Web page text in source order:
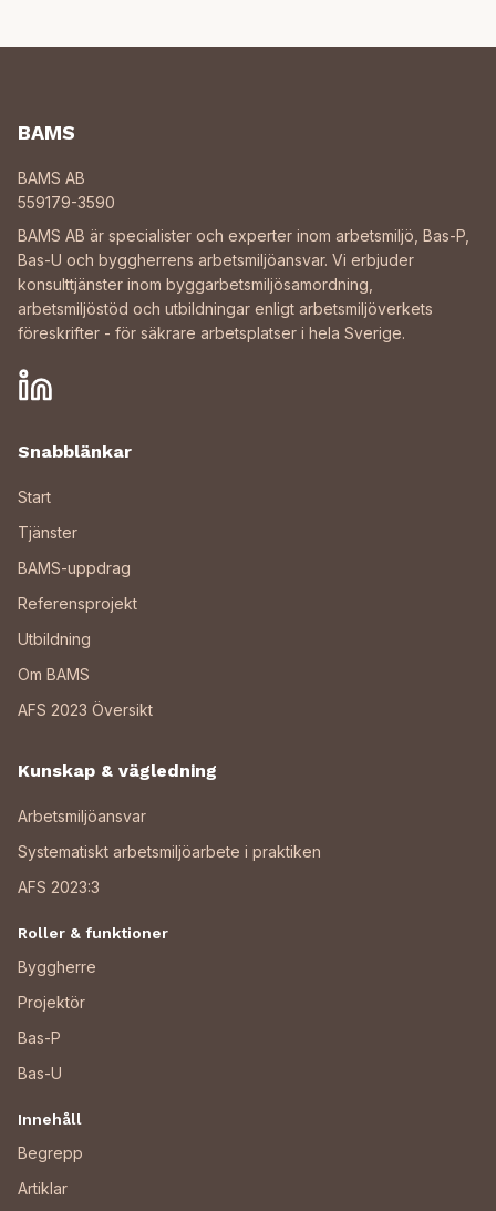
BAMS
BAMS AB
559179-3590
BAMS AB är specialister och experter inom arbetsmiljö, Bas-P,
Bas-U och byggherrens arbetsmiljöansvar. Vi erbjuder
konsulttjänster inom byggarbetsmiljösamordning,
arbetsmiljöstöd och utbildningar enligt arbetsmiljöverkets
föreskrifter - för säkrare arbetsplatser i hela Sverige.
Snabblänkar
Start
Tjänster
BAMS-uppdrag
Referensprojekt
Utbildning
Om BAMS
AFS 2023 Översikt
Kunskap & vägledning
Arbetsmiljöansvar
Systematiskt arbetsmiljöarbete i praktiken
AFS 2023:3
Roller & funktioner
Byggherre
Projektör
Bas-P
Bas-U
Innehåll
Begrepp
Artiklar